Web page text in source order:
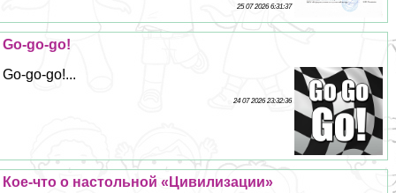
25 07 2026 6:31:37
Go-go-go!
Go-go-go!...
24 07 2026 23:32:36
Кое-что о настольной «Цивилизации»